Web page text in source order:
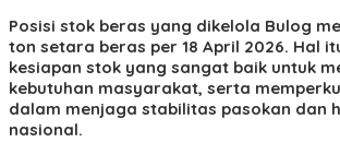
Posisi stok beras yang dikelola Bulog
ton setara beras per 18 April 2026. Hal
kesiapan stok yang sangat baik untuk
kebutuhan masyarakat, serta
dalam menjaga stabilitas pasokan dan
nasional.